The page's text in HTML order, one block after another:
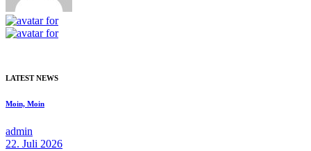
LATEST NEWS
Moin, Moin
admin
22. Juli 2026